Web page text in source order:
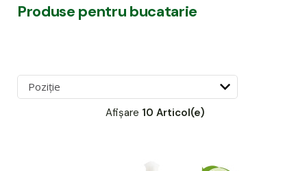
Produse pentru bucatarie
Afișare 10 Articol(e)